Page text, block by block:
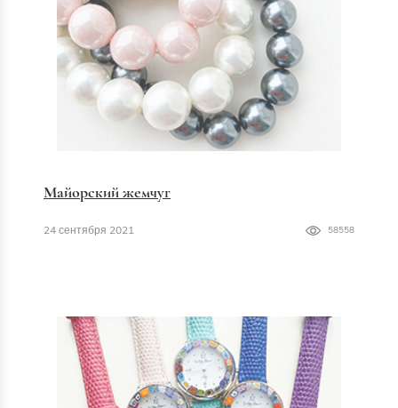
Майорский жемчуг
24 сентября 2021 58558